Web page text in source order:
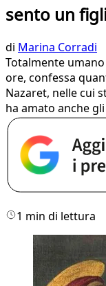
sento un
di Marina Corradi
Totalmente
ore, confessa
Nazaret, nelle cui
ha amato anche
1 min di lettura